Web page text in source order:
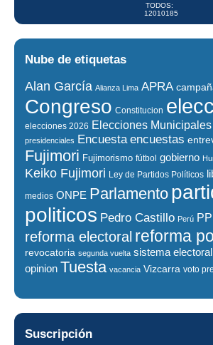
TODOS:
12010185
Nube de etiquetas
Alan García Alianza Lima APRA
Congreso Constitucion
elecciones 2026 Elecciones Municipales
presidenciales Encuesta encuestas
Fujimori Fujimorismo fútbol gobierno
Keiko Fujimori Ley de Partidos Políticos
medios ONPE Parlamento
politicos Pedro Castillo Perú
reforma electoral reforma
revocatoria segunda vuelta sistema electoral
opinion Tuesta vacancia Vizcarra voto
Suscripción